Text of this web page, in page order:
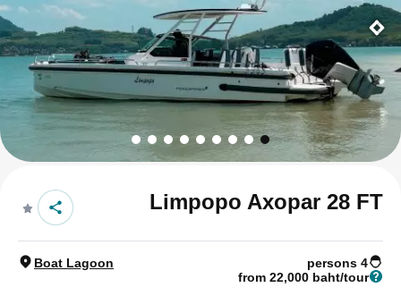
Limpopo Axopar 28 FT
4 persons
Boat Lagoon
from 22,000 baht/tour